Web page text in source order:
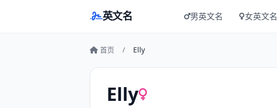
英文名 男英文名 女英文名
首页 / Elly
Elly